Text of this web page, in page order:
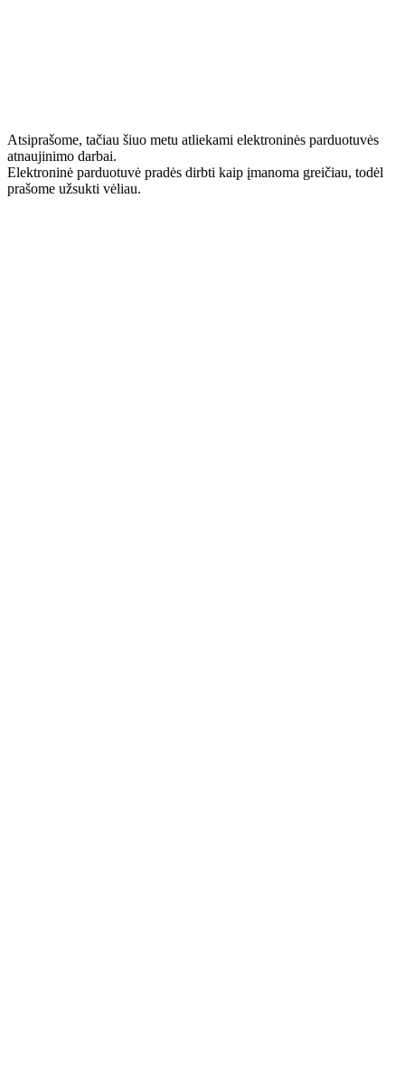
Atsiprašome, tačiau šiuo metu atliekami elektroninės parduotuvės
atnaujinimo darbai.
Elektroninė parduotuvė pradės dirbti kaip įmanoma greičiau, todėl
prašome užsukti vėliau.